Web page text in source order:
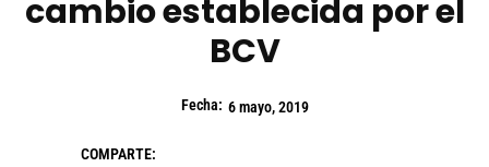
cambio establecida por el
BCV
Fecha: 6 mayo, 2019
COMPARTE: